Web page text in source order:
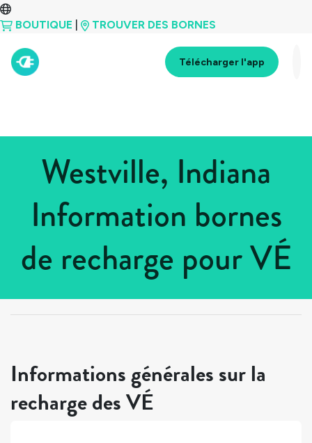
BOUTIQUE TROUVER DES BORNES
Télécharger l'app
Westville, Indiana
Information bornes
de recharge pour VÉ
États-Unis > Indiana
Informations générales sur la
recharge des VÉ